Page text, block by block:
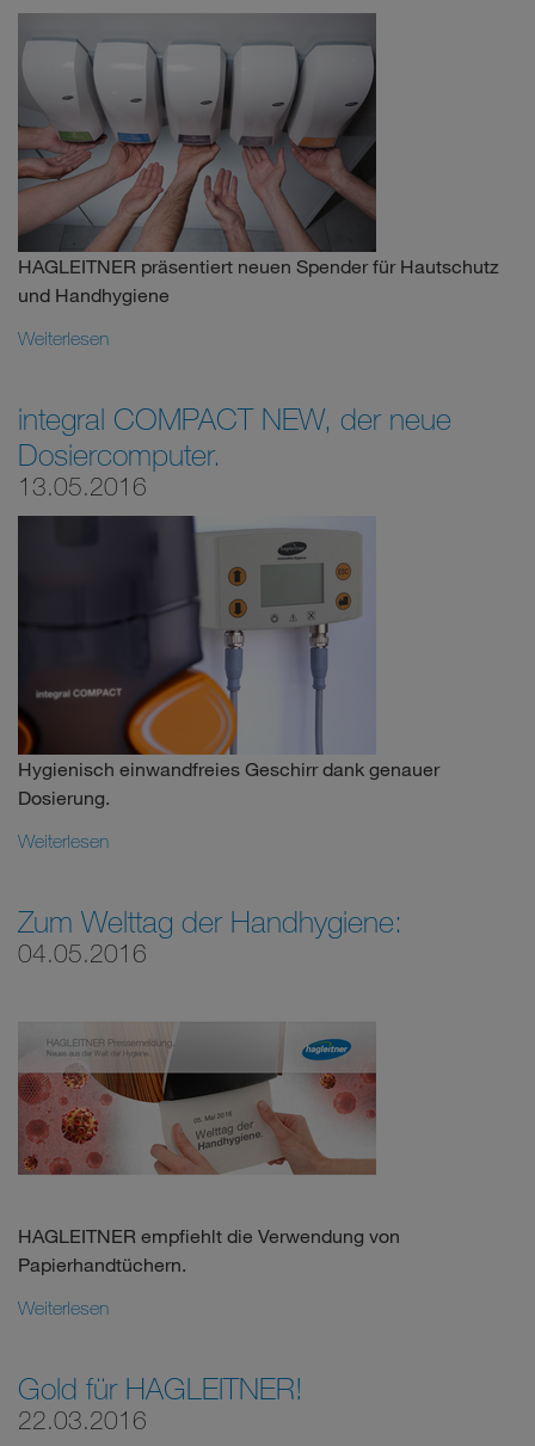
HAGLEITNER präsentiert neuen Spender für Hautschutz
und Handhygiene
Weiterlesen
integral COMPACT NEW, der neue
Dosiercomputer.
13.05.2016
Hygienisch einwandfreies Geschirr dank genauer
Dosierung.
Weiterlesen
Zum Welttag der Handhygiene:
04.05.2016
HAGLEITNER empfiehlt die Verwendung von
Papierhandtüchern.
Weiterlesen
Gold für HAGLEITNER!
22.03.2016